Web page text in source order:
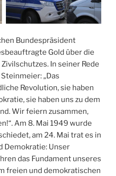
Bundespräsident
Gold über die
In seiner Rede
„Das
Revolution, sie haben
sie haben uns zu dem
Wir feiern zusammen,
Am 8. Mai 1949 wurde
am 24. Mai trat es in
Demokratie: Unser
das Fundament unseres
freien und demokratischen